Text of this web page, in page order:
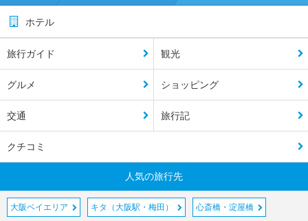
ホテル
旅行ガイド 観光
グルメ ショッピング
交通 旅行記
クチコミ
人気の旅行先
大阪ベイエリア キタ（大阪駅・梅田） 心斎橋・淀屋橋